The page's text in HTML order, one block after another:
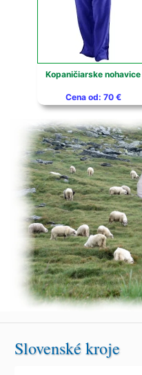
Kopaničiarske nohavice
Cena od: 70 €
Slovenské kroje